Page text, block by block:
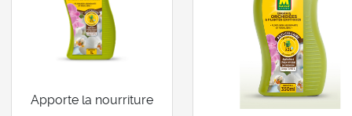
Apporte la nourriture